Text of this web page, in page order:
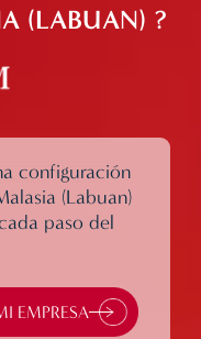
(LABUAN) ?
configuración
(Labuan)
paso del
EMPRESA